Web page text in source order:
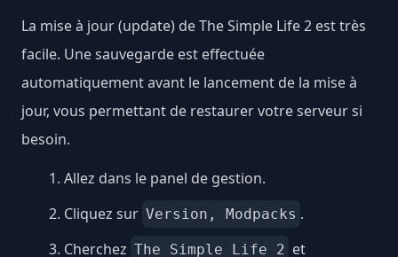
La mise à jour (update) de The Simple Life 2 est très
facile. Une sauvegarde est effectuée
automatiquement avant le lancement de la mise à
jour, vous permettant de restaurer votre serveur si
besoin.
Allez dans le panel de gestion.
Cliquez sur Version, Modpacks .
Cherchez The Simple Life 2 et